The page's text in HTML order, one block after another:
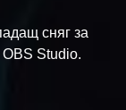
сняг за
Studio.